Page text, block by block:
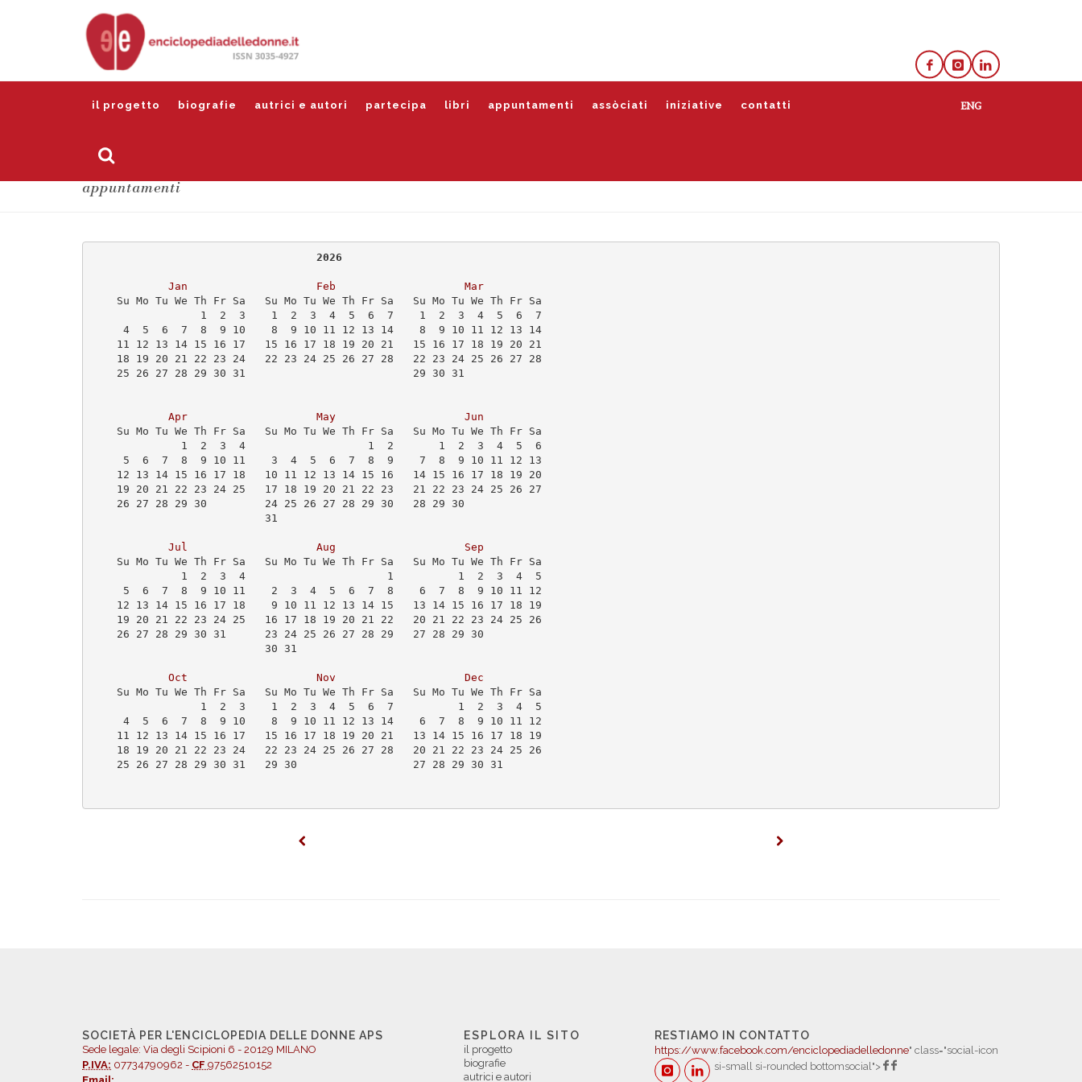
il progetto biografie autrici e autori partecipa libri appuntamenti assòciati iniziative contatti
appuntamenti
                                   2026
Jan Feb
Mar
    Su Mo Tu We Th Fr Sa   Su Mo Tu We Th Fr Sa   Su Mo Tu We Th Fr Sa
                 1  2  3    1  2  3  4  5  6  7    1  2  3  4  5  6  7
     4  5  6  7  8  9 10    8  9 10 11 12 13 14    8  9 10 11 12 13 14
    11 12 13 14 15 16 17   15 16 17 18 19 20 21   15 16 17 18 19 20 21
    18 19 20 21 22 23 24   22 23 24 25 26 27 28   22 23 24 25 26 27 28
    25 26 27 28 29 30 31                          29 30 31
Apr May
Jun
    Su Mo Tu We Th Fr Sa   Su Mo Tu We Th Fr Sa   Su Mo Tu We Th Fr Sa
              1  2  3  4                   1  2       1  2  3  4  5  6
     5  6  7  8  9 10 11    3  4  5  6  7  8  9    7  8  9 10 11 12 13
    12 13 14 15 16 17 18   10 11 12 13 14 15 16   14 15 16 17 18 19 20
    19 20 21 22 23 24 25   17 18 19 20 21 22 23   21 22 23 24 25 26 27
    26 27 28 29 30         24 25 26 27 28 29 30   28 29 30
                           31
Jul Aug
Sep
    Su Mo Tu We Th Fr Sa   Su Mo Tu We Th Fr Sa   Su Mo Tu We Th Fr Sa
              1  2  3  4                      1          1  2  3  4  5
     5  6  7  8  9 10 11    2  3  4  5  6  7  8    6  7  8  9 10 11 12
    12 13 14 15 16 17 18    9 10 11 12 13 14 15   13 14 15 16 17 18 19
    19 20 21 22 23 24 25   16 17 18 19 20 21 22   20 21 22 23 24 25 26
    26 27 28 29 30 31      23 24 25 26 27 28 29   27 28 29 30
                           30 31
Oct Nov
Dec
    Su Mo Tu We Th Fr Sa   Su Mo Tu We Th Fr Sa   Su Mo Tu We Th Fr Sa
                 1  2  3    1  2  3  4  5  6  7          1  2  3  4  5
     4  5  6  7  8  9 10    8  9 10 11 12 13 14    6  7  8  9 10 11 12
    11 12 13 14 15 16 17   15 16 17 18 19 20 21   13 14 15 16 17 18 19
    18 19 20 21 22 23 24   22 23 24 25 26 27 28   20 21 22 23 24 25 26
    25 26 27 28 29 30 31   29 30                  27 28 29 30 31
SOCIETÀ PER L'ENCICLOPEDIA DELLE DONNE APS
Sede legale: Via degli Scipioni 6 - 20129 MILANO
P.IVA: 07734790962 - CF 97562510152
ESPLORA IL SITO
il progetto
biografie
autrici e autori
RESTIAMO IN CONTATTO
https://www.facebook.com/enciclopediadelledonne" class="social-icon
si-small si-rounded bottomsocial">